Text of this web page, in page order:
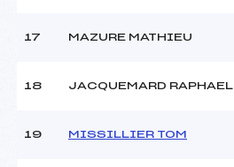
17 MAZURE MATHIEU
18 JACQUEMARD RAPHAEL
19 MISSILLIER TOM